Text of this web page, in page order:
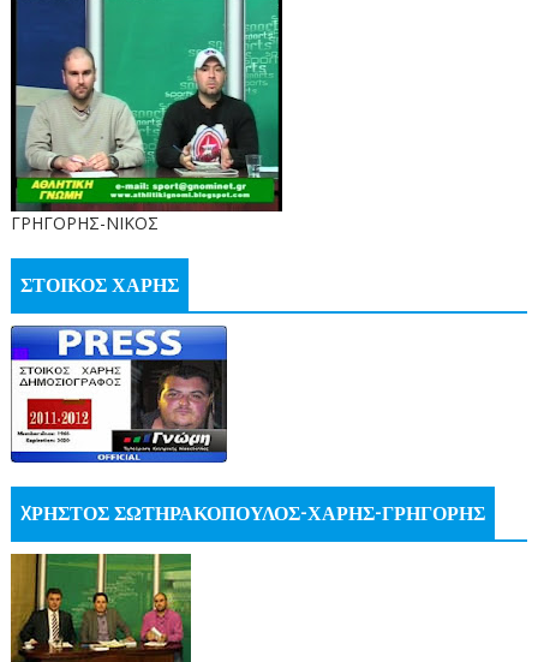
ΓΡΗΓΟΡΗΣ-ΝΙΚΟΣ
ΣΤΟΙΚΟΣ ΧΑΡΗΣ
XΡΗΣΤΟΣ ΣΩΤΗΡΑΚΟΠΟΥΛΟΣ-ΧΑΡΗΣ-ΓΡΗΓΟΡΗΣ